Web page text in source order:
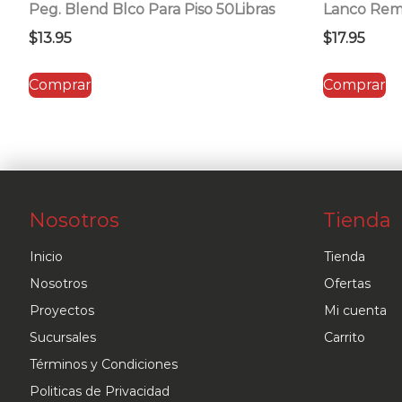
Peg. Blend Blco Para Piso 50Libras
$13.95
Comprar
Lanco
$17.95
Comprar
Nosotros
Inicio
Nosotros
Proyectos
Sucursales
Términos y Condiciones
Politicas de Privacidad
Tienda
Tienda
Ofertas
Mi cuenta
Carrito